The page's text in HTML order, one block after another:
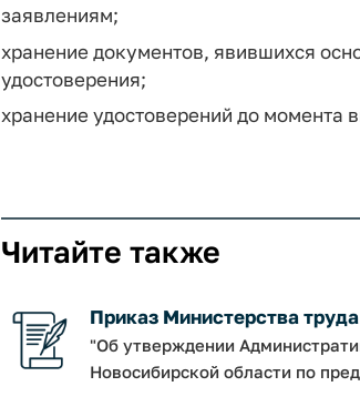
заявлениям;
хранение документов, явившихся
удостоверения;
хранение удостоверений до момента
Читайте также
Приказ Министерства
"Об утверждении
Новосибирской области по